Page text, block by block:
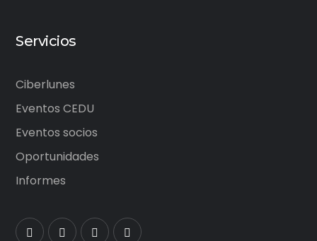
Servicios
Ciberlunes
Eventos CEDU
Eventos socios
Oportunidades
Informes